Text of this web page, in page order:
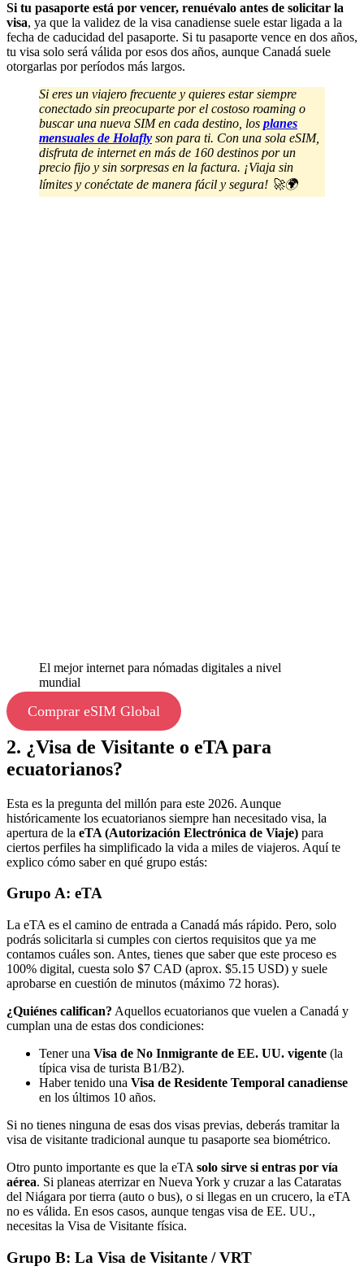
Si tu pasaporte está por vencer, renuévalo antes de solicitar la
visa, ya que la validez de la visa canadiense suele estar ligada a la
fecha de caducidad del pasaporte. Si tu pasaporte vence en dos años,
tu visa solo será válida por esos dos años, aunque Canadá suele
otorgarlas por períodos más largos.
Si eres un viajero frecuente y quieres estar siempre
conectado sin preocuparte por el costoso roaming o
buscar una nueva SIM en cada destino, los planes
mensuales de Holafly son para ti. Con una sola eSIM,
disfruta de internet en más de 160 destinos por un
precio fijo y sin sorpresas en la factura. ¡Viaja sin
límites y conéctate de manera fácil y segura! 🚀🌍
El mejor internet para nómadas digitales a nivel
mundial
Comprar eSIM Global
2. ¿Visa de Visitante o eTA para
ecuatorianos?
Esta es la pregunta del millón para este 2026. Aunque
históricamente los ecuatorianos siempre han necesitado visa, la
apertura de la eTA (Autorización Electrónica de Viaje) para
ciertos perfiles ha simplificado la vida a miles de viajeros. Aquí te
explico cómo saber en qué grupo estás:
Grupo A: eTA
La eTA es el camino de entrada a Canadá más rápido. Pero, solo
podrás solicitarla si cumples con ciertos requisitos que ya me
contamos cuáles son. Antes, tienes que saber que este proceso es
100% digital, cuesta solo $7 CAD (aprox. $5.15 USD) y suele
aprobarse en cuestión de minutos (máximo 72 horas).
¿Quiénes califican? Aquellos ecuatorianos que vuelen a Canadá y
cumplan una de estas dos condiciones:
Tener una Visa de No Inmigrante de EE. UU. vigente (la
típica visa de turista B1/B2).
Haber tenido una Visa de Residente Temporal canadiense
en los últimos 10 años.
Si no tienes ninguna de esas dos visas previas, deberás tramitar la
visa de visitante tradicional aunque tu pasaporte sea biométrico.
Otro punto importante es que la eTA solo sirve si entras por vía
aérea. Si planeas aterrizar en Nueva York y cruzar a las Cataratas
del Niágara por tierra (auto o bus), o si llegas en un crucero, la eTA
no es válida. En esos casos, aunque tengas visa de EE. UU.,
necesitas la Visa de Visitante física.
Grupo B: La Visa de Visitante / VRT